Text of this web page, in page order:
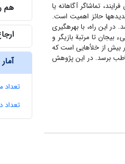
تماشاگر آگاهانه یا
حائز اهمیت است.
این راه، با بهره‏گیری
تا مرتبة بازیگر و
بیش از خلأ‏هایی است که
مخاطب برسد. در این پژوهش
هم
آمار
تعداد
تعداد